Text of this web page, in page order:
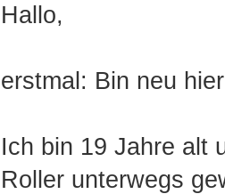
Hallo,
erstmal: Bin neu
Ich bin 19 Jahre alt
Roller unterwegs